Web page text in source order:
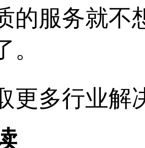
的服务就不
更多行业解